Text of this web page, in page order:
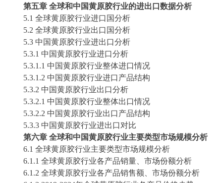
第五章 全球和中国黄原胶行业的进出口数据分析
5.1 全球黄原胶行业进口国分析
5.2 全球黄原胶行业出口国分析
5.3 中国黄原胶行业进出口分析
5.3.1 中国黄原胶行业进口分析
5.3.1.1 中国黄原胶行业整体进口情况
5.3.1.2 中国黄原胶行业进口产品结构
5.3.2 中国黄原胶行业出口分析
5.3.2.1 中国黄原胶行业整体出口情况
5.3.2.2 中国黄原胶行业出口产品结构
5.3.3 中国黄原胶行业进出口对比
第六章 全球和中国黄原胶行业主要类型市场规模分析
6.1 全球黄原胶行业主要类型市场规模分析
6.1.1 全球黄原胶行业各产品销量、市场份额分析
6.1.2 全球黄原胶行业各产品销售额、市场份额分析